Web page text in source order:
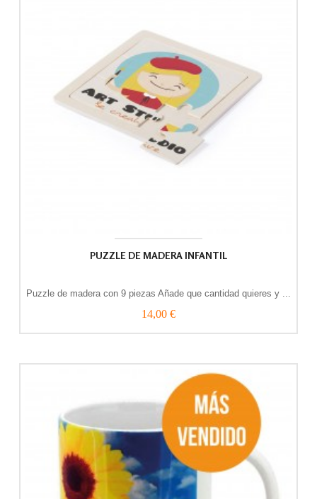
PUZZLE DE MADERA INFANTIL
Puzzle de madera con 9 piezas Añade que cantidad quieres y ...
14,00 €